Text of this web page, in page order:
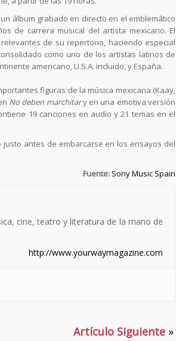
álbum grabado en directo en el emblemático
de carrera musical del artista mexicano. El
de su repertorio, haciendo especial
como uno de los artistas latinos de
americano, U.S.A. incluido, y España.
figuras de la música mexicana (Kaay,
No deben marchitary en una emotiva versión
19 canciones en audio y 21 temas en el
antes de embarcarse en los ensayos del
Fuente: Sony Music Spain
cine, teatro y literatura de la mano de
http://www.yourwaymagazine.com
Artículo Siguiente »